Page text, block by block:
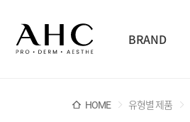
BRAND
HOME 유형별 제품